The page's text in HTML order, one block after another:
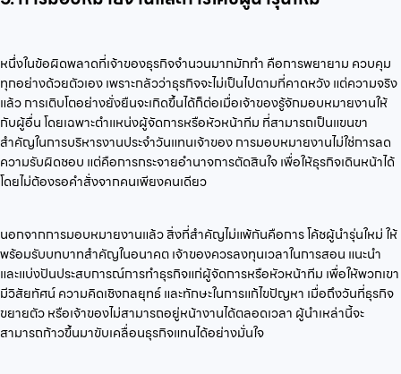
หนึ่งในข้อผิดพลาดที่เจ้าของธุรกิจจำนวนมากมักทำ คือการพยายาม ควบคุม
ทุกอย่างด้วยตัวเอง เพราะกลัวว่าธุรกิจจะไม่เป็นไปตามที่คาดหวัง แต่ความจริง
แล้ว การเติบโตอย่างยั่งยืนจะเกิดขึ้นได้ก็ต่อเมื่อเจ้าของรู้จักมอบหมายงานให้
กับผู้อื่น โดยเฉพาะตำแหน่งผู้จัดการหรือหัวหน้าทีม ที่สามารถเป็นแขนขา
สำคัญในการบริหารงานประจำวันแทนเจ้าของ การมอบหมายงานไม่ใช่การลด
ความรับผิดชอบ แต่คือการกระจายอำนาจการตัดสินใจ เพื่อให้ธุรกิจเดินหน้าได้
โดยไม่ต้องรอคำสั่งจากคนเพียงคนเดียว
นอกจากการมอบหมายงานแล้ว สิ่งที่สำคัญไม่แพ้กันคือการ โค้ชผู้นำรุ่นใหม่ ให้
พร้อมรับบทบาทสำคัญในอนาคต เจ้าของควรลงทุนเวลาในการสอน แนะนำ
และแบ่งปันประสบการณ์การทำธุรกิจแก่ผู้จัดการหรือหัวหน้าทีม เพื่อให้พวกเขา
มีวิสัยทัศน์ ความคิดเชิงกลยุทธ์ และทักษะในการแก้ไขปัญหา เมื่อถึงวันที่ธุรกิจ
ขยายตัว หรือเจ้าของไม่สามารถอยู่หน้างานได้ตลอดเวลา ผู้นำเหล่านี้จะ
สามารถก้าวขึ้นมาขับเคลื่อนธุรกิจแทนได้อย่างมั่นใจ